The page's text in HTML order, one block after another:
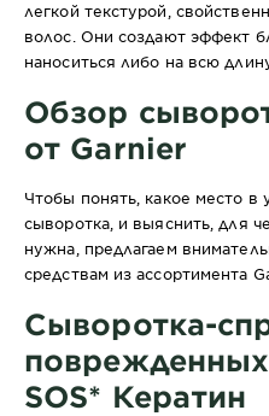
легкой текстурой,
волос. Они создают эффект
наноситься либо на всю
Обзор
от Garnier
Чтобы понять, какое место в
сыворотка, и выяснить, для
нужна, предлагаем
средствам из ассортимента
Сыворотка-
SOS* Кератин